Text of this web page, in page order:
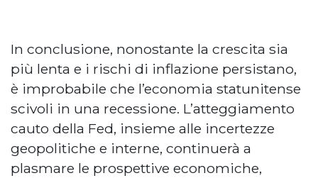
In conclusione, nonostante la crescita sia
più lenta e i rischi di inflazione persistano,
è improbabile che l’economia statunitense
scivoli in una recessione. L’atteggiamento
cauto della Fed, insieme alle incertezze
geopolitiche e interne, continuerà a
plasmare le prospettive economiche,